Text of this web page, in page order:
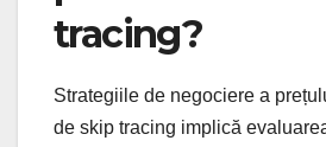
tracing?
Strategiile de negociere a
de skip tracing implică